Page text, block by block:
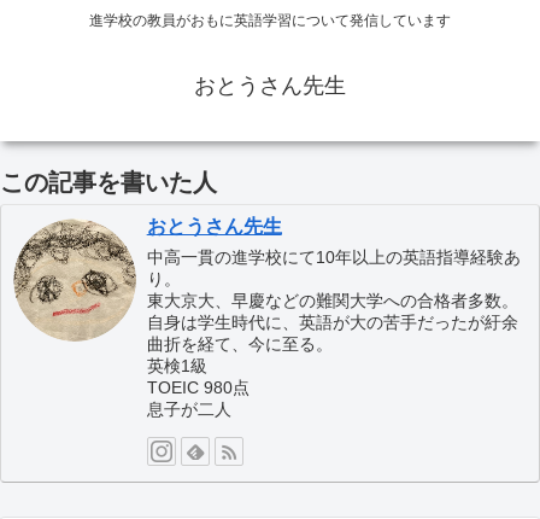
進学校の教員がおもに英語学習について発信しています
おとうさん先生
この記事を書いた人
おとうさん先生
中高一貫の進学校にて10年以上の英語指導経験あ
り。
東大京大、早慶などの難関大学への合格者多数。
自身は学生時代に、英語が大の苦手だったが紆余
曲折を経て、今に至る。
英検1級
TOEIC 980点
息子が二人